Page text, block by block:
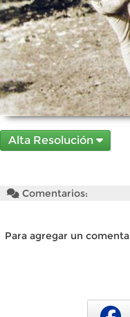
Alta Resolución
Comentarios:
Para agregar un